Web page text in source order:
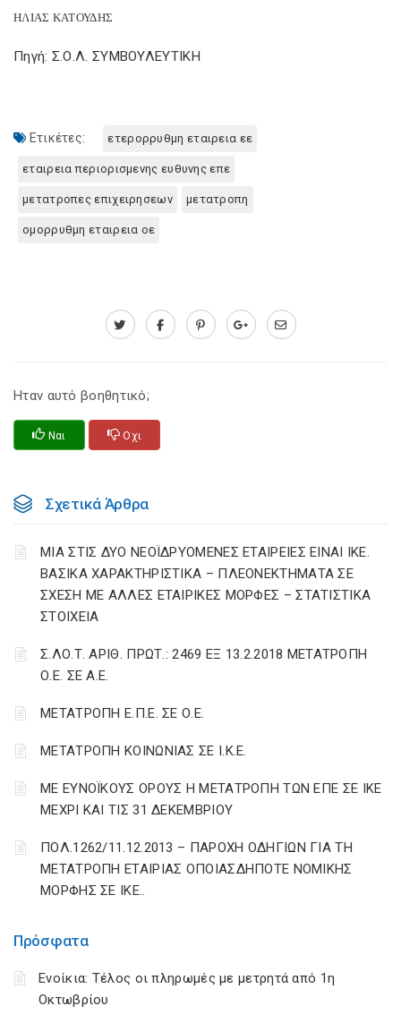
Πρόσφατα
Ενοίκια: Τέλος οι πληρωμές με μετρητά από 1η
Οκτωβρίου
ΗΛΙΑΣ ΚΑΤΟΥΔΗΣ
Πηγή: Σ.Ο.Λ. ΣΥΜΒΟΥΛΕΥΤΙΚΗ
Ετικέτες: ετερορρυθμη εταιρεια εε
εταιρεια περιορισμενης ευθυνης επε
μετατροπες επιχειρησεων μετατροπη
ομορρυθμη εταιρεια οε
Ηταν αυτό βοηθητικό;
Ναι Οχι
Σχετικά Άρθρα
ΜΙΑ ΣΤΙΣ ΔΥΟ ΝΕΟΪΔΡΥΟΜΕΝΕΣ ΕΤΑΙΡΕΙΕΣ ΕΙΝΑΙ ΙΚΕ.
ΒΑΣΙΚΑ ΧΑΡΑΚΤΗΡΙΣΤΙΚΑ – ΠΛΕΟΝΕΚΤΗΜΑΤΑ ΣΕ
ΣΧΕΣΗ ΜΕ ΑΛΛΕΣ ΕΤΑΙΡΙΚΕΣ ΜΟΡΦΕΣ – ΣΤΑΤΙΣΤΙΚΑ
ΣΤΟΙΧΕΙΑ
Σ.ΛΟ.Τ. ΑΡΙΘ. ΠΡΩΤ.: 2469 ΕΞ 13.2.2018 ΜΕΤΑΤΡΟΠΗ
Ο.Ε. ΣΕ Α.Ε.
ΜΕΤΑΤΡΟΠΗ Ε.Π.Ε. ΣΕ Ο.Ε.
ΜΕΤΑΤΡΟΠΗ ΚΟΙΝΩΝΙΑΣ ΣΕ Ι.Κ.Ε.
ΜΕ ΕΥΝΟΪΚΟΥΣ ΟΡΟΥΣ Η ΜΕΤΑΤΡΟΠΗ ΤΩΝ ΕΠΕ ΣΕ ΙΚΕ
ΜΕΧΡΙ ΚΑΙ ΤΙΣ 31 ΔΕΚΕΜΒΡΙΟΥ
ΠΟΛ.1262/11.12.2013 – ΠΑΡΟΧΗ ΟΔΗΓΙΩΝ ΓΙΑ ΤΗ
ΜΕΤΑΤΡΟΠΗ ΕΤΑΙΡΙΑΣ ΟΠΟΙΑΣΔΗΠΟΤΕ ΝΟΜΙΚΗΣ
ΜΟΡΦΗΣ ΣΕ ΙΚΕ..